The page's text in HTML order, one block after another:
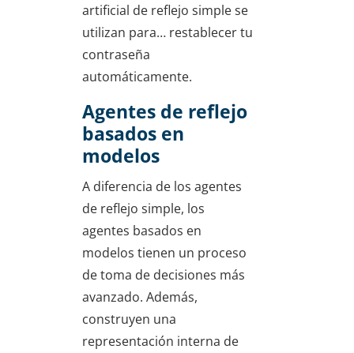
artificial de reflejo simple se
utilizan para… restablecer tu
contraseña
automáticamente.
Agentes de reflejo
basados en
modelos
A diferencia de los agentes
de reflejo simple, los
agentes basados en
modelos tienen un proceso
de toma de decisiones más
avanzado. Además,
construyen una
representación interna de